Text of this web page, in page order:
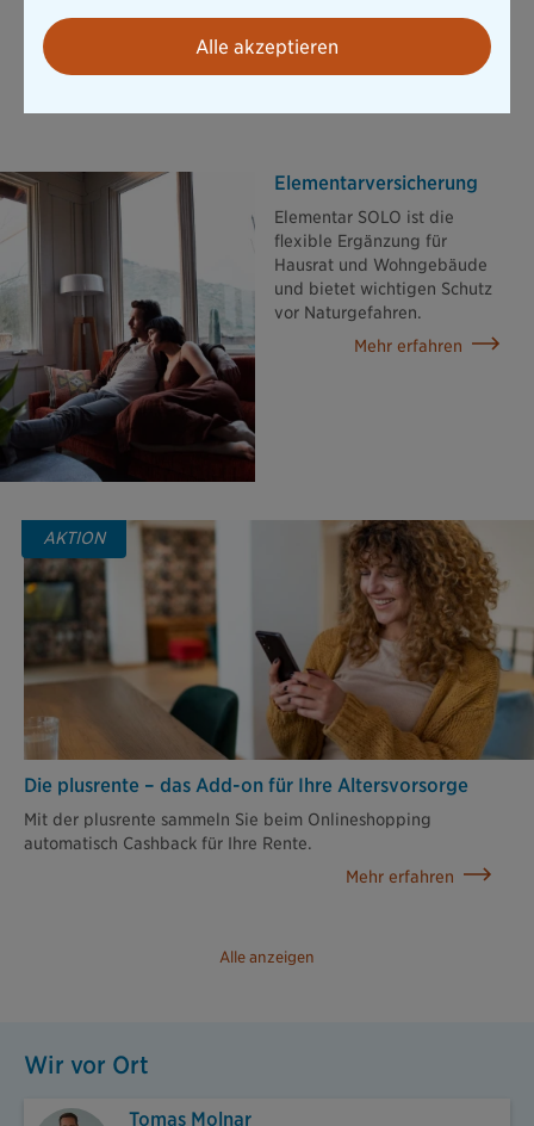
Alle anzeigen
Unsere Unfallversicherung INDIVIDUAL ist Ihr finanzielles
ExistenzBudget in einer Höhe von bis zu 10 Mio. € nach
einem Unfall - und das schon ab 9,41 € pro Monat.
Elementar­versicherung
Elementar SOLO ist die
flexible Ergänzung für
Hausrat und Wohngebäude
und bietet wichtigen Schutz
vor Naturgefahren.
Mehr erfahren
AKTION
Die plusrente – das Add-on für Ihre Altersvorsorge
Mit der plusrente sammeln Sie beim Onlineshopping
automatisch Cashback für Ihre Rente.
Mehr erfahren
Wir vor Ort
Tomas Molnar
Alle akzeptieren